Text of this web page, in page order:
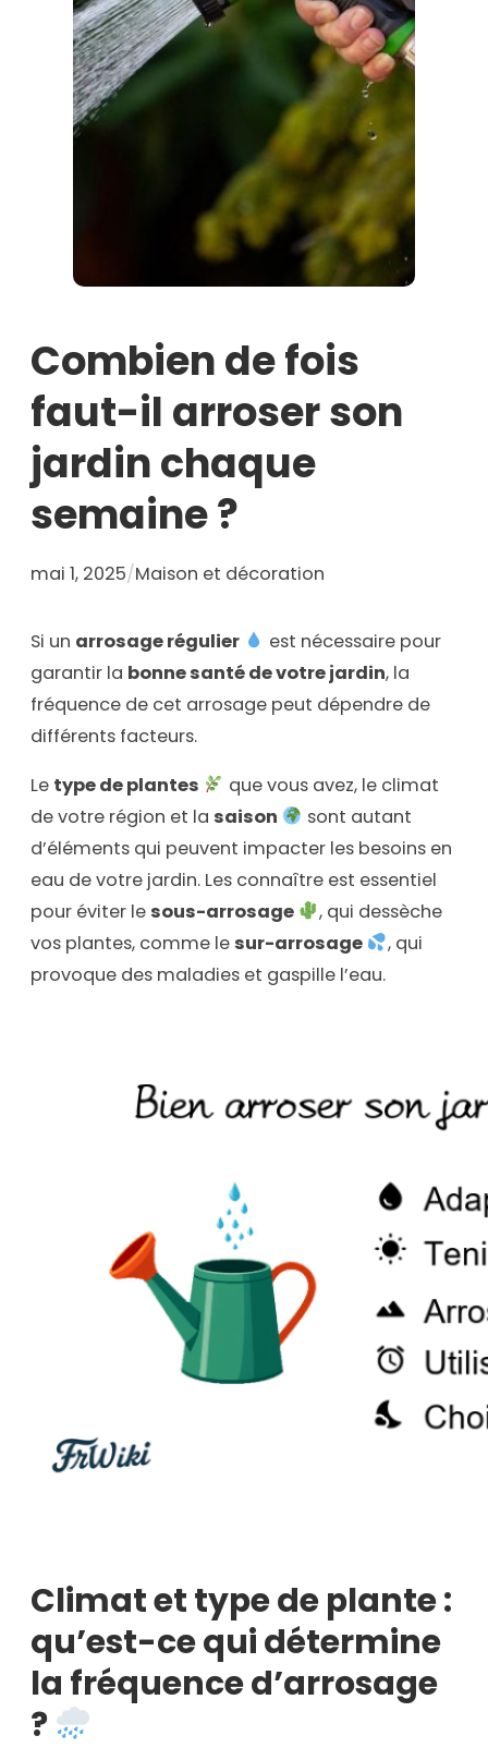
Combien de fois
faut-il arroser son
jardin chaque
semaine ?
mai 1, 2025/Maison et décoration
Si un arrosage régulier
est nécessaire pour
garantir la bonne santé de votre jardin, la
fréquence de cet arrosage peut dépendre de
différents facteurs.
Le type de plantes
que vous avez, le climat
de votre région et la saison
sont autant
d’éléments qui peuvent impacter les besoins en
eau de votre jardin. Les connaître est essentiel
pour éviter le sous-arrosage
, qui dessèche
vos plantes, comme le sur-arrosage
, qui
provoque des maladies et gaspille l’eau.
Climat et type de plante :
qu’est-ce qui détermine
la fréquence d’arrosage
?